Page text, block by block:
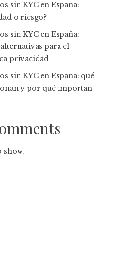
sin KYC en España:
o riesgo?
sin KYC en España:
para el
privacidad
sin KYC en España: qué
y por qué importan
show.